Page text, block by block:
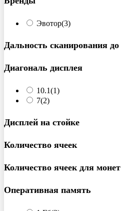
Эвотор(3)
Дальность сканирования до
Диагональ дисплея
10.1(1)
7(2)
Дисплей на стойке
Количество ячеек
Количество ячеек для монет
Оперативная память